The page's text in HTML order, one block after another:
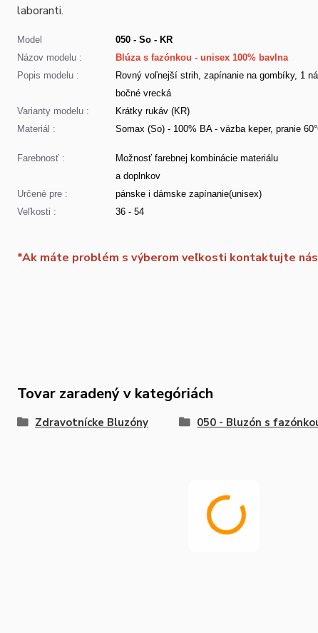
laboranti.
Model
050 - So - KR
Názov modelu :
Blúza s fazónkou - unisex 100% bavlna
Popis modelu :
Rovný voľnejší strih, zapínanie na gombíky, 1
bočné vrecká
Varianty modelu :
Krátky rukáv (KR)
Materiál :
Somax (So) - 100% BA - väzba keper, pranie
Farebnosť :
Možnosť farebnej kombinácie materiálu
a doplnkov
Určené pre :
pánske i dámske zapínanie(unisex)
Veľkosti :
36 - 54
*Ak máte problém s výberom veľkosti kontaktujte
Tovar zaradený v kategóriách
Zdravotnícke Bluzóny 050 - Bluzón s